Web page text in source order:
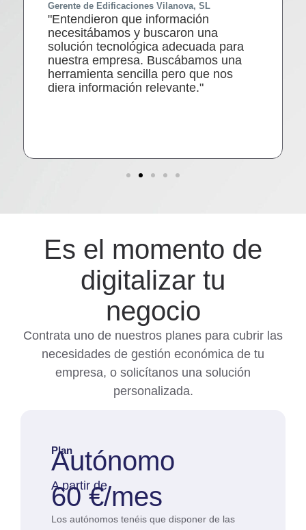
Gerente de Edificaciones Vilanova, SL
"Entendieron que información
necesitábamos y buscaron una
solución tecnológica adecuada para
nuestra empresa. Buscábamos una
herramienta sencilla pero que nos
diera información relevante."
Es el momento de
digitalizar tu
negocio
Contrata uno de nuestros planes para cubrir las
necesidades de gestión económica de tu
empresa, o solicítanos una solución
personalizada.
Plan
Autónomo
A partir de
60 €/mes
Los autónomos tenéis que disponer de las